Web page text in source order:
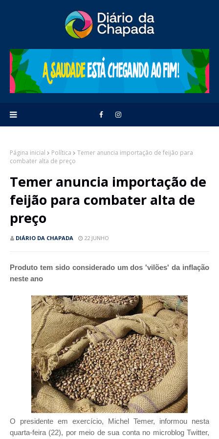
Página inicial Política
Temer anuncia importação de feijão para
combater alta de preço
Temer anuncia importação de
feijão para combater alta de
preço
DIÁRIO DA CHAPADA 22 JUNHO
Produto tem sido considerado um dos 'vilões' da inflação
neste ano
O presidente em exercício, Michel Temer, informou nesta
quarta-feira (22), por meio de sua conta no microblog Twitter,